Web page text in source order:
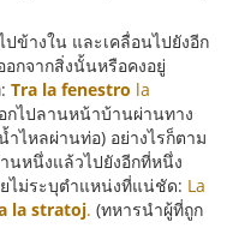
ข้างใน และเคลื่อนไปยังอีก
กจากสิ่งนั้นหรือคงอยู่
Tra la fenestro la
กไปลานหน้าบ้านผ่านทาง
ำไหลผ่านท่อ) อย่างไรก็ตาม
นหนึ่งแล้วไปยังอีกที่หนึ่ง
ไม่ระบุตำแหน่งที่แน่ชัด: La
la stratoj. (ทหารนำผู้ที่ถูก